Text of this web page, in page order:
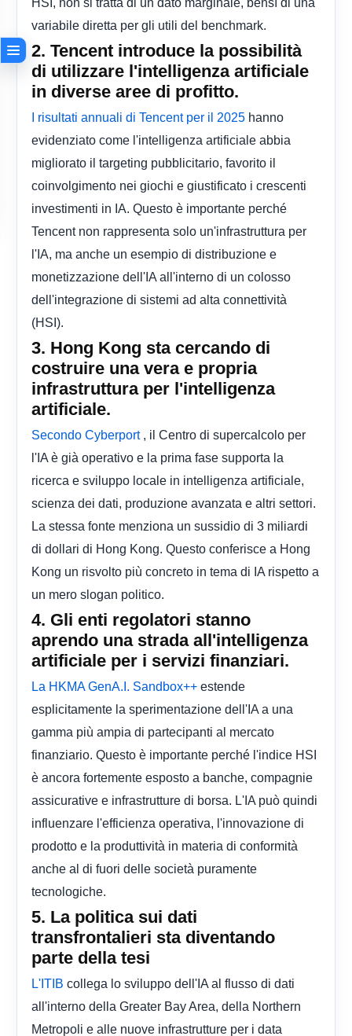
variabile diretta per gli utili del benchmark.
2. Tencent introduce la possibilità
di utilizzare l'intelligenza artificiale
in diverse aree di profitto.
I risultati annuali di Tencent per il 2025 hanno
evidenziato come l'intelligenza artificiale abbia
migliorato il targeting pubblicitario, favorito il
coinvolgimento nei giochi e giustificato i crescenti
investimenti in IA. Questo è importante perché
Tencent non rappresenta solo un'infrastruttura per
l'IA, ma anche un esempio di distribuzione e
monetizzazione dell'IA all'interno di un colosso
dell'integrazione di sistemi ad alta connettività
(HSI).
3. Hong Kong sta cercando di
costruire una vera e propria
infrastruttura per l'intelligenza
artificiale.
Secondo Cyberport, il Centro di supercalcolo per
l'IA è già operativo e la prima fase supporta la
ricerca e sviluppo locale in intelligenza artificiale,
scienza dei dati, produzione avanzata e altri settori.
La stessa fonte menziona un sussidio di 3 miliardi
di dollari di Hong Kong. Questo conferisce a Hong
Kong un risvolto più concreto in tema di IA rispetto a
un mero slogan politico.
4. Gli enti regolatori stanno
aprendo una strada all'intelligenza
artificiale per i servizi finanziari.
La HKMA GenA.I. Sandbox++ estende
esplicitamente la sperimentazione dell'IA a una
gamma più ampia di partecipanti al mercato
finanziario. Questo è importante perché l'indice HSI
è ancora fortemente esposto a banche, compagnie
assicurative e infrastrutture di borsa. L'IA può quindi
influenzare l'efficienza operativa, l'innovazione di
prodotto e la produttività in materia di conformità
anche al di fuori delle società puramente
tecnologiche.
5. La politica sui dati
transfrontalieri sta diventando
parte della tesi
L'ITIB collega lo sviluppo dell'IA al flusso di dati
all'interno della Greater Bay Area, della Northern
Metropoli e alle nuove infrastrutture per i data